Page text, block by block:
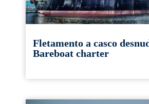
Fletamento a casco
Bareboat charter